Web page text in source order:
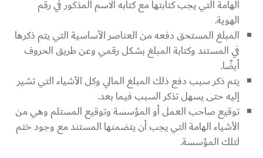
الهامة التي يجب كتابتها مع كتابه الاسم المذكور في رقم
الهوية.
المبلغ المستحق دفعه من العناصر الأساسية التي يتم ذكرها
في المستند وكتابة المبلغ بشكل رقمي وعن طريق الحروف
أيضًا.
يتم ذكر سبب دفع ذلك المبلغ المالي وكل الأشياء التي تشير
إليه حتى يسهل تذكر السبب فيما بعد.
توقيع صاحب العمل أو المؤسسة وتوقيع المستلم وهي من
الأشياء الهامة التي يجب أن يتضمنها المستند مع وجود ختم
لتلك المؤسسة.